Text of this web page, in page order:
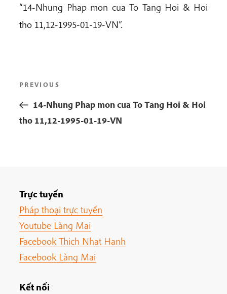
“14-Nhung Phap mon cua To Tang Hoi & Hoi
tho 11,12-1995-01-19-VN”.
Previous
Post
PREVIOUS
14-Nhung Phap mon cua To Tang Hoi & Hoi
tho 11,12-1995-01-19-VN
Trực tuyến
Pháp thoại trực tuyến
Youtube Làng Mai
Facebook Thich Nhat Hanh
Facebook Làng Mai
Kết nối